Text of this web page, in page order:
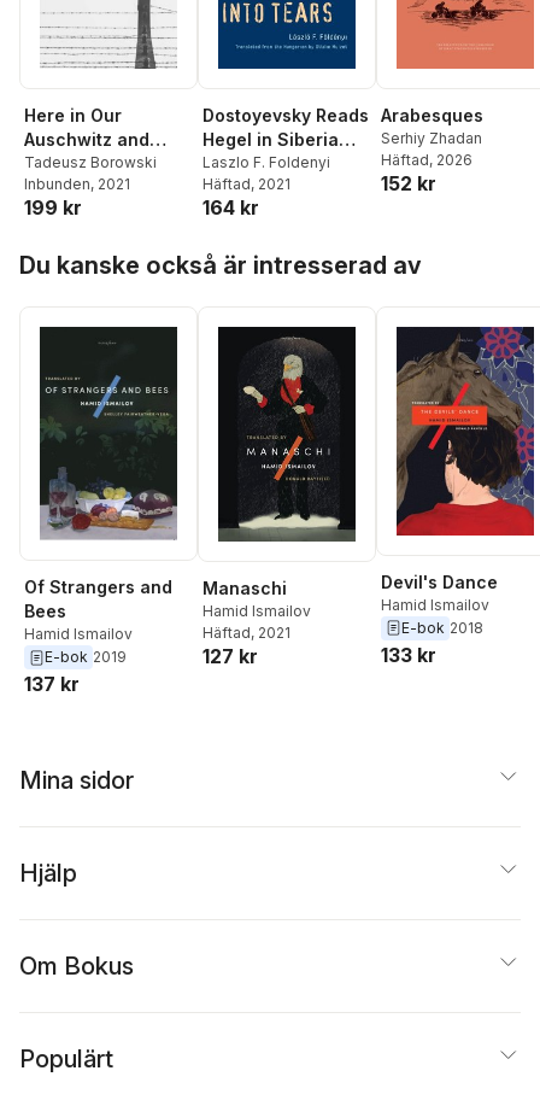
Here in Our
Auschwitz and
Other Stories
Tadeusz Borowski
Inbunden, 2021
199 kr
Dostoyevsky Reads
Hegel in Siberia
and Bursts into
Tears
Laszlo F. Foldenyi
Häftad, 2021
164 kr
Arabesques
Serhiy Zhadan
Häftad, 2026
152 kr
Du kanske också är intresserad av
Of Strangers and
Bees
Hamid Ismailov
E-bok 2019
137 kr
Manaschi
Hamid Ismailov
Häftad, 2021
127 kr
Devil's Dance
Hamid Ismailov
E-bok 2018
133 kr
Mina sidor
Hjälp
Om Bokus
Populärt